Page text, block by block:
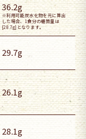
36.2g
※利用可能炭水化物を元に算出
した場合、1食分の糖質量は
[28.7g]となります。
29.7g
26.1g
28.1g